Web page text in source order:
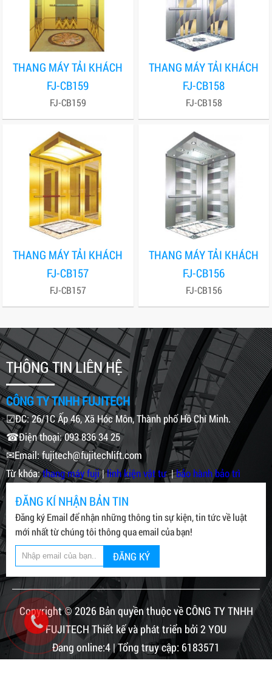
THANG MÁY TẢI KHÁCH
FJ-CB159
FJ-CB159
THANG MÁY TẢI KHÁCH
FJ-CB158
FJ-CB158
THANG MÁY TẢI KHÁCH
FJ-CB157
FJ-CB157
THANG MÁY TẢI KHÁCH
FJ-CB156
FJ-CB156
THÔNG TIN LIÊN HỆ
CÔNG TY TNHH FUJITECH
☑ĐC: 26/1C Ấp 46, Xã Hóc Môn, Thành phố Hồ Chí Minh.
☎Điện thoại: 093 836 34 25
✉Email: fujitech@fujitechlift.com
Từ khóa:thang máy fuji|linh kiện vật tư|bảo hành bảo trì
ĐĂNG KÍ NHẬN BẢN TIN
Đăng ký Email để nhận những thông tin sự kiện, tin tức về luật
mới nhất từ chúng tôi thông qua email của bạn!
ĐĂNG KÝ
Copyright © 2026 Bản quyền thuộc về CÔNG TY TNHH
FUJITECH Thiết kế và phát triển bởi 2 YOU
Đang online:4 | Tổng truy cập: 6183571